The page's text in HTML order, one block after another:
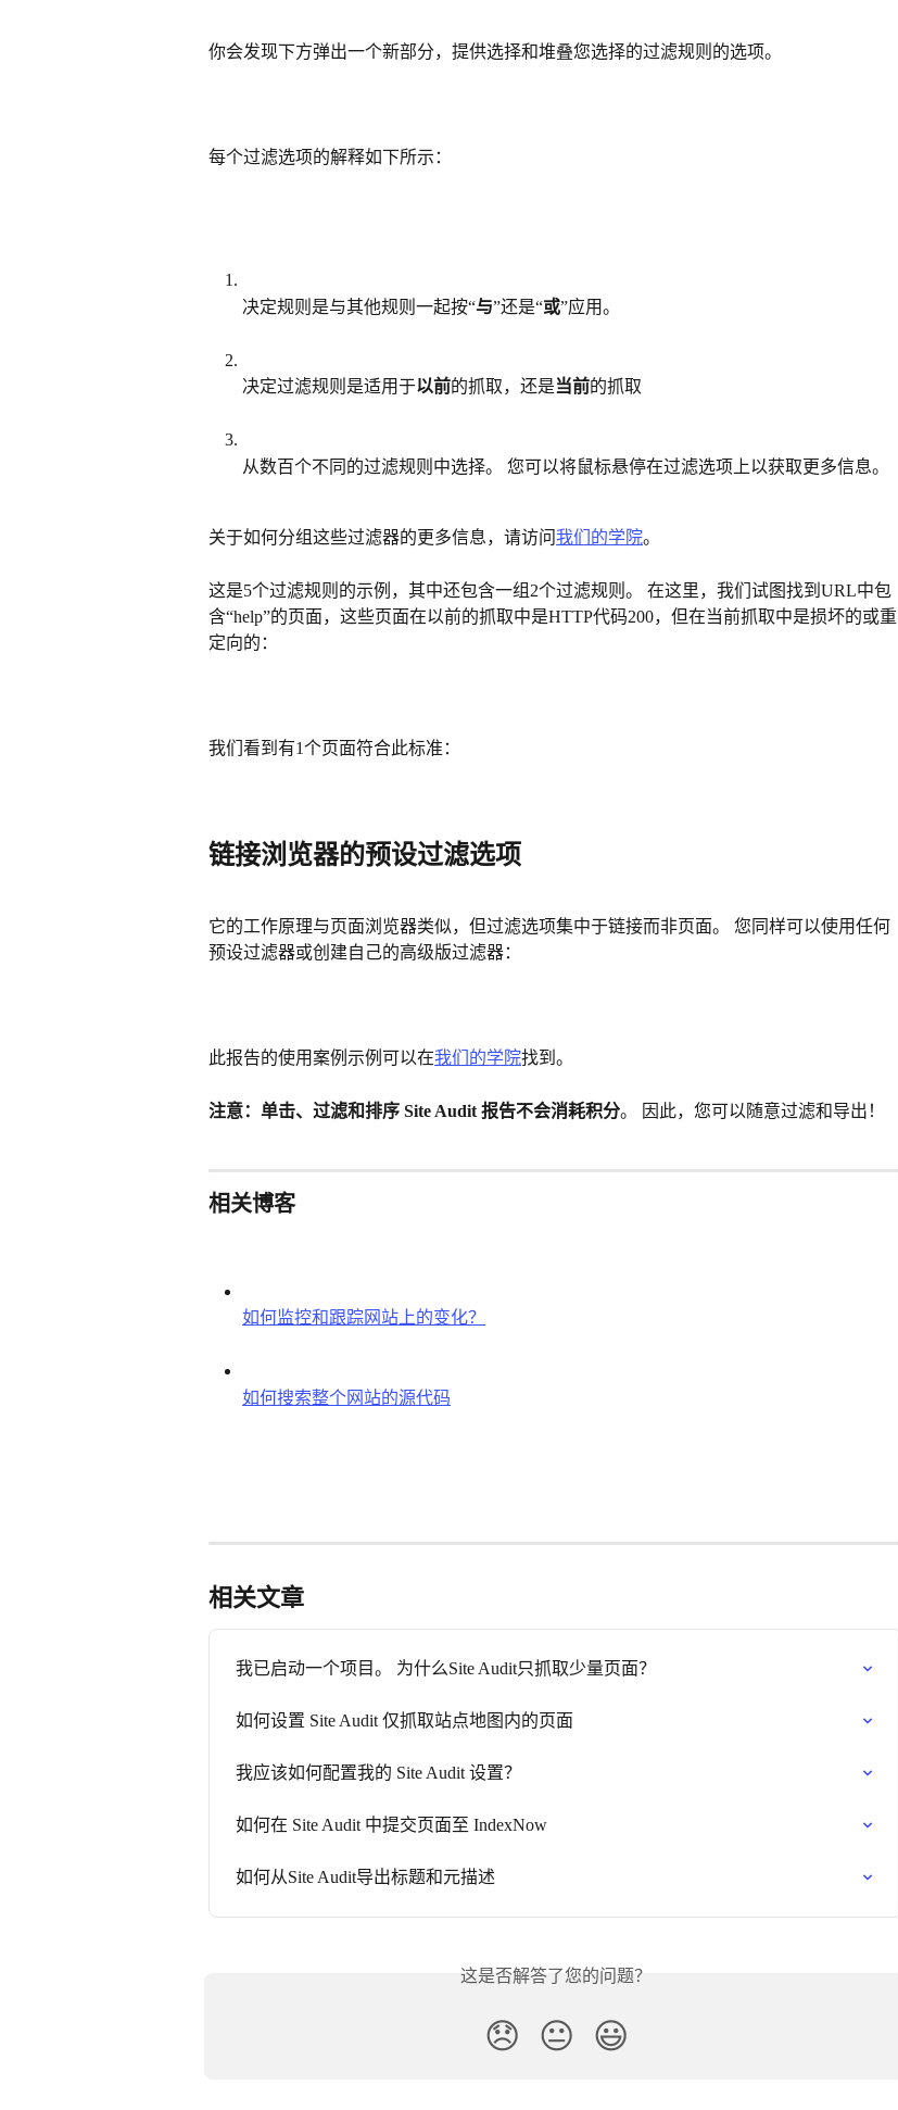
你会发现下方弹出一个新部分，提供选择和堆叠您选择的过滤规则的选项。
每个过滤选项的解释如下所示：
决定规则是与其他规则一起按“与”还是“或”应用。
决定过滤规则是适用于以前的抓取，还是当前的抓取
从数百个不同的过滤规则中选择。 您可以将鼠标悬停在过滤选项上以获取更多信息。
关于如何分组这些过滤器的更多信息，请访问我们的学院。
这是5个过滤规则的示例，其中还包含一组2个过滤规则。 在这里，我们试图找到URL中包
含“help”的页面，这些页面在以前的抓取中是HTTP代码200，但在当前抓取中是损坏的或重
定向的：
我们看到有1个页面符合此标准：
链接浏览器的预设过滤选项
它的工作原理与页面浏览器类似，但过滤选项集中于链接而非页面。 您同样可以使用任何
预设过滤器或创建自己的高级版过滤器：
此报告的使用案例示例可以在我们的学院找到。
注意：单击、过滤和排序 Site Audit 报告不会消耗积分。 因此，您可以随意过滤和导出！
相关博客
如何监控和跟踪网站上的变化？
如何搜索整个网站的源代码
相关文章
我已启动一个项目。 为什么Site Audit只抓取少量页面？
如何设置 Site Audit 仅抓取站点地图内的页面
我应该如何配置我的 Site Audit 设置？
如何在 Site Audit 中提交页面至 IndexNow
如何从Site Audit导出标题和元描述
这是否解答了您的问题？
😞 😐 😃